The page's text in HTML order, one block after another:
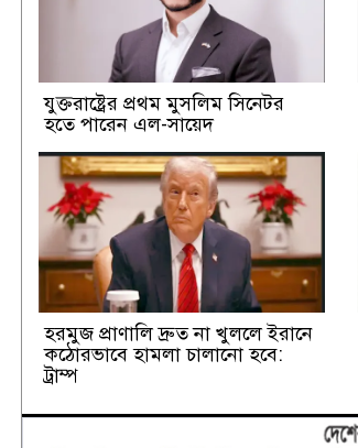
যুক্তরাষ্ট্রের প্রথম মুসলিম সিনেটর
হতে পারেন এল-সায়েদ
হরমুজ প্রাণালি দ্রুত না খুললে ইরানে
কঠোরভাবে হামলা চালানো হবে:
ট্রাম্প